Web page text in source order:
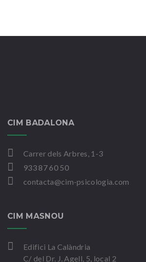
CIM BADALONA
Carrer dels Arbres, 1-3
933 87 60 50
contacta@cim-psicologia.com
CIM MASNOU
Edifici La Calàndria
C/ del Dr. J. Agell, 5, local 2